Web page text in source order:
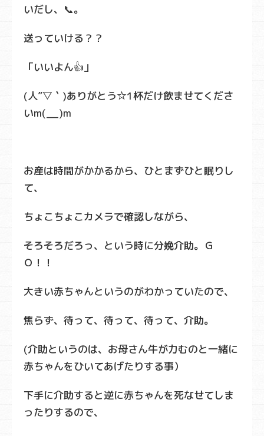
いだし、📞。
送っていける？？
「いいよん👍」
(人”▽｀)ありがとう☆1杯だけ飲ませてくださ
いm(__)m
お産は時間がかかるから、ひとまずひと眠りし
て、
ちょこちょこカメラで確認しながら、
そろそろだろっ、という時に分娩介助。Ｇ
Ｏ！！
大きい赤ちゃんというのがわかっていたので、
焦らず、待って、待って、待って、介助。
(介助というのは、お母さん牛が力むのと一緒に
赤ちゃんをひいてあげたりする事）
下手に介助すると逆に赤ちゃんを死なせてしま
ったりするので、